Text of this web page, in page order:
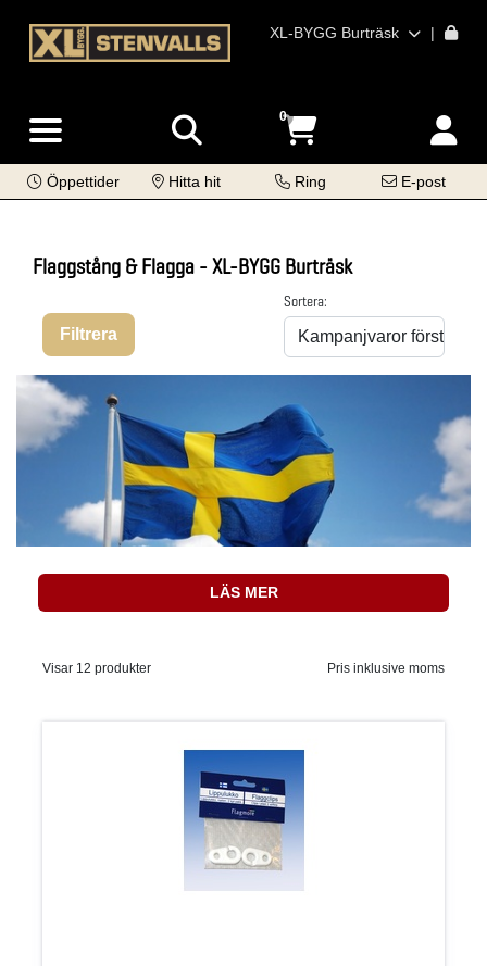
XL-BYGG Burträsk |
0
Öppettider Hitta hit Ring E-post
Flaggstång & Flagga - XL-BYGG Burträsk
Filtrera
Sortera:
LÄS MER
Visar 12 produkter Pris inklusive moms